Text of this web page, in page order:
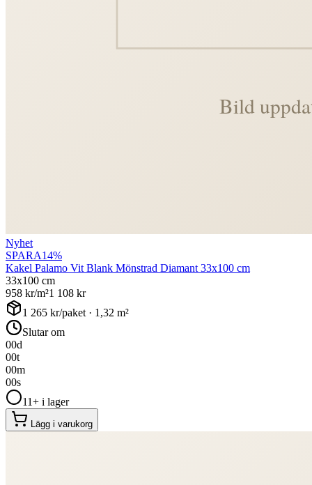
Nyhet
SPARA14%
Kakel Palamo Vit Blank Mönstrad Diamant 33x100 cm
33x100 cm
958 kr/m²1 108 kr
1 265 kr/paket · 1,32 m²
Slutar om
00d
00t
00m
00s
11+ i lager
Lägg i varukorg